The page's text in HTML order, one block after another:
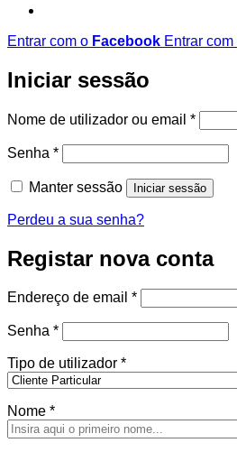
Entrar com o Facebook Entrar com
Iniciar sessão
Nome de utilizador ou email *
Senha *Obrigatório
Manter sessão Iniciar sessão
Perdeu a sua senha?
Registar nova conta
Endereço de email *Obrigatório
Senha *Obrigatório
Tipo de utilizador *
Nome *